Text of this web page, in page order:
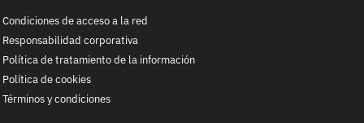
Condiciones de acceso a la red
Responsabilidad corporativa
Política de tratamiento de la información
Política de cookies
Términos y condiciones